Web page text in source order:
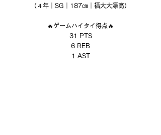
（４年｜SG｜187㎝｜福大大濠高）
🔥ゲームハイタイ得点🔥
31 PTS
6 REB
1 AST